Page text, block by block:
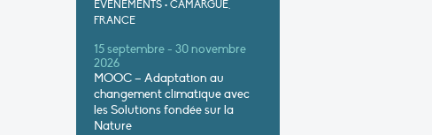
EVÉNEMENTS • CAMARGUE,
FRANCE
15 septembre - 30 novembre
2026
MOOC – Adaptation au
changement climatique avec
les Solutions fondée sur la
Nature